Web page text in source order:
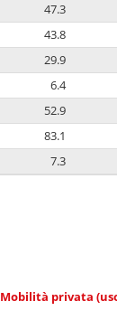
47.3
43.8
29.9
6.4
52.9
83.1
7.3
Mobilità privata